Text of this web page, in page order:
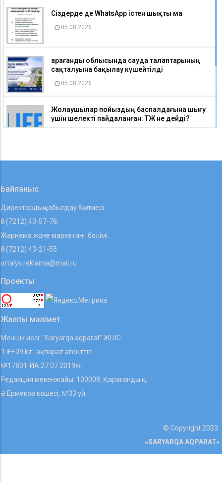
Сіздерде де WhatsApp істен шықты ма
05 08 2026
Қарағанды облысында сауда талаптарының
сақталуына бақылау күшейтілді
05 08 2026
Жолаушылар пойыздың баспалдағына шығу
үшін шелекті пайдаланған: ҚТЖ не дейді?
Байланыс
Директордың қабылдау бөлмесі:
8 (7212) 43-57-78,
Жарнама және маркетинг бөлімі:
8 (7212) 43-21-55
ortalyk.reklama@mail.ru
Проекты
Жалпы мәлімет
Меншік иесі: "Saryarqa aqparat" ЖШС
"LIFE09.kz" ақпарат агенттігі
№17801-ИА 27.07.2019ж.
Редакция мекенжайы: 100009, Қарағанды қ.
Ә.Ермеков көшесі, №33 үй.
© Copyright 2023.
«SARYARQA AQPARAT»